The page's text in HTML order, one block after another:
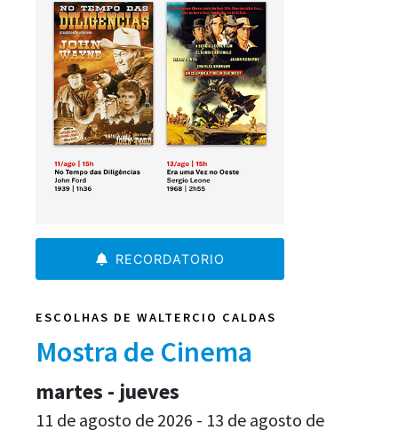
RECORDATORIO
ESCOLHAS DE WALTERCIO CALDAS
Mostra de Cinema
martes - jueves
11 de agosto de 2026 - 13 de agosto de